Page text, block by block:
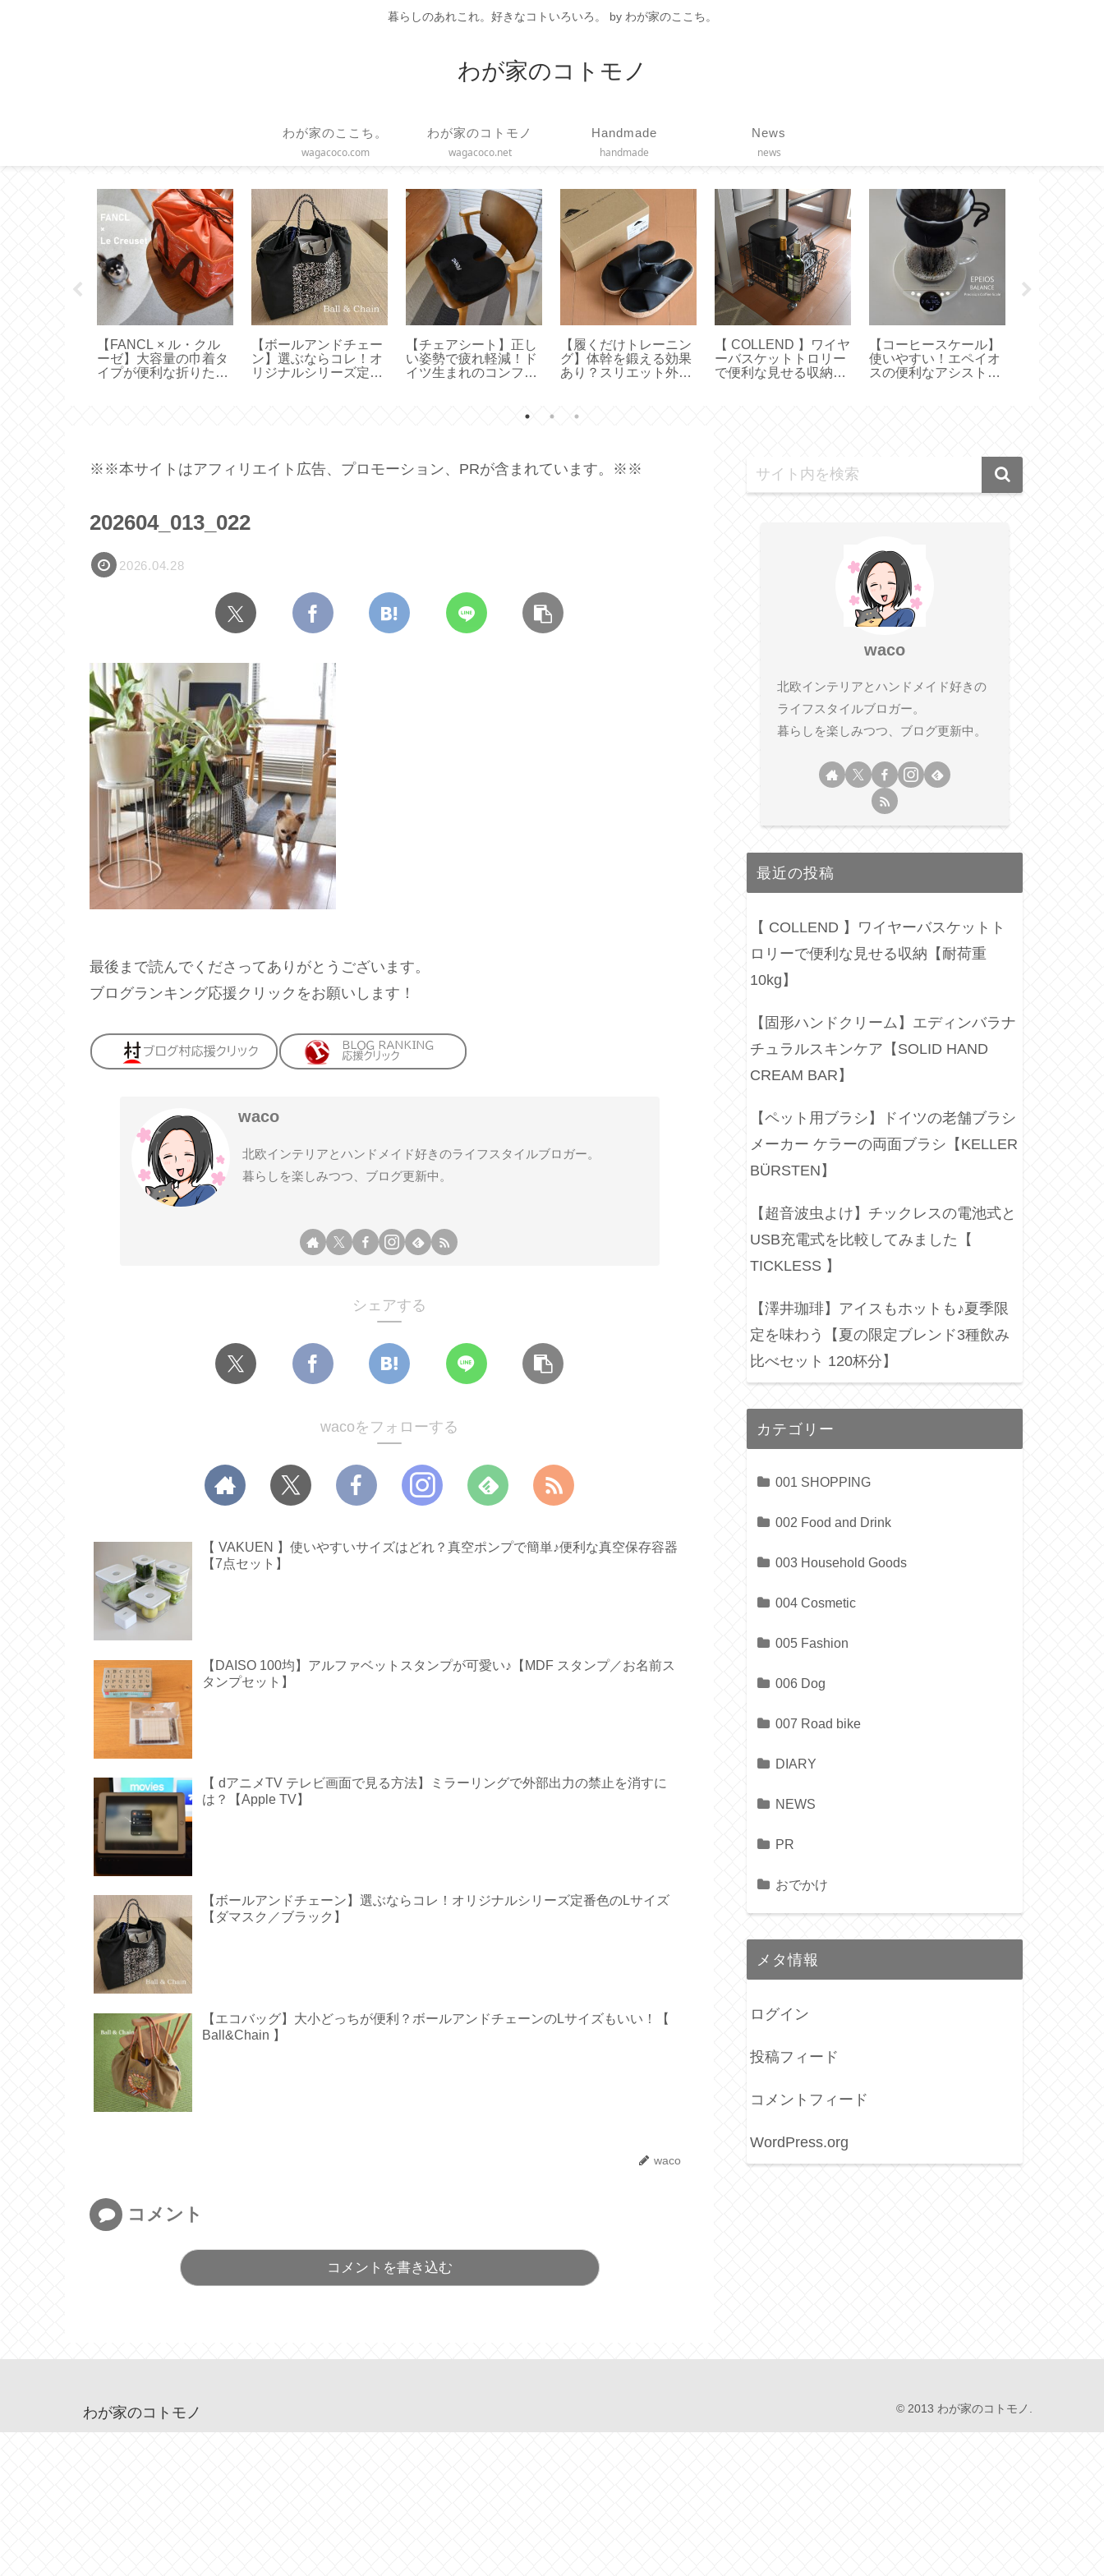
暮らしのあれこれ。好きなコトいろいろ。 by わが家のここち。
わが家のコトモノ
わが家のここち。
wagacoco.com
わが家のコトモノ
wagacoco.net
Handmade
handmade
News
news
【DAISO 100均】アル
ファベットスタンプが
可愛い♪【MDF スタン
【ペット用ブラシ】ド
イツの老舗ブラシメー
カー ケラーの両面ブラ
【Sliet】これ正解！お
すすめは無理なく履け
るスリエット【体幹を
100均◇手軽で便利な
マスキングテープカッ
ター2種【DAISO マグ
【リンツ】アウトレッ
ト限定割引率の量り売
りとお得な50% OFF
【 VAKUEN 】使いや
すいサイズはどれ？真
空ポンプで簡単♪便利
※※本サイトはアフィリエイト広告、プロモーション、PRが含まれています。※※
202604_013_022
2026.04.28
最後まで読んでくださってありがとうございます。
ブログランキング応援クリックをお願いします！
waco
北欧インテリアとハンドメイド好きのライフスタイルブロガー。
暮らしを楽しみつつ、ブログ更新中。
シェアする
wacoをフォローする
【 VAKUEN 】使いやすいサイズはどれ？真空ポンプで簡単♪便利な真空保存容器
【7点セット】
【DAISO 100均】アルファベットスタンプが可愛い♪【MDF スタンプ／お名前ス
タンプセット】
【 dアニメTV テレビ画面で見る方法】ミラーリングで外部出力の禁止を消すに
は？【Apple TV】
【ボールアンドチェーン】選ぶならコレ！オリジナルシリーズ定番色のLサイズ
【ダマスク／ブラック】
【エコバッグ】大小どっちが便利？ボールアンドチェーンのLサイズもいい！【
Ball&Chain 】
waco
コメント
コメントを書き込む
waco
北欧インテリアとハンドメイド好きの
ライフスタイルブロガー。
暮らしを楽しみつつ、ブログ更新中。
最近の投稿
【 COLLEND 】ワイヤーバスケットト
ロリーで便利な見せる収納【耐荷重
10kg】
【固形ハンドクリーム】エディンバラナ
チュラルスキンケア【SOLID HAND
CREAM BAR】
【ペット用ブラシ】ドイツの老舗ブラシ
メーカー ケラーの両面ブラシ【KELLER
BÜRSTEN】
【超音波虫よけ】チックレスの電池式と
USB充電式を比較してみました【
TICKLESS 】
【澤井珈琲】アイスもホットも♪夏季限
定を味わう【夏の限定ブレンド3種飲み
比べセット 120杯分】
カテゴリー
001 SHOPPING
002 Food and Drink
003 Household Goods
004 Cosmetic
005 Fashion
006 Dog
007 Road bike
DIARY
NEWS
PR
おでかけ
メタ情報
ログイン
投稿フィード
コメントフィード
WordPress.org
わが家のコトモノ © 2013 わが家のコトモノ.